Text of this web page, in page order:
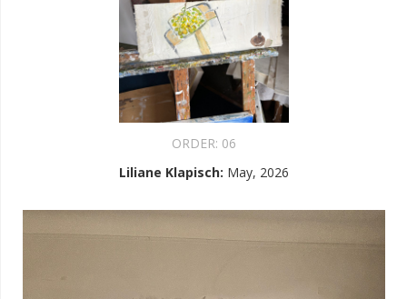
ORDER: 06
Liliane Klapisch: May, 2026